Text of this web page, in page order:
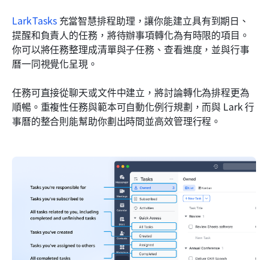
Lark Tasks 充當智慧排程助理，讓你能建立具有到期日、
提醒和負責人的任務，將待辦事項轉化為有時限的項目。
你可以將任務整理成清單與子任務、查看進度，並與行事
曆一同視覺化呈現。
任務可直接從聊天或文件中建立，將討論轉化為排程更為
順暢。重複性任務與範本可自動化例行規劃，而與 Lark 行
事曆的整合則能幫助你劃出時間並高效管理行程。